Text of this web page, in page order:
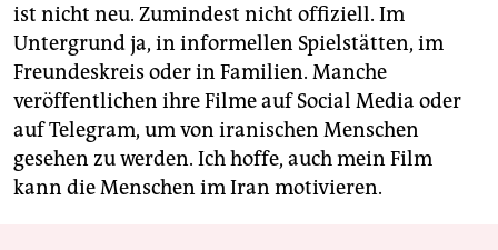
ist nicht neu. Zumindest nicht offiziell. Im
Untergrund ja, in informellen Spielstätten, im
Freundeskreis oder in Familien. Manche
veröffentlichen ihre Filme auf Social Media oder
auf Telegram, um von iranischen Menschen
gesehen zu werden. Ich hoffe, auch mein Film
kann die Menschen im Iran motivieren.